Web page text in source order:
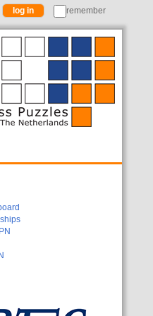
remember